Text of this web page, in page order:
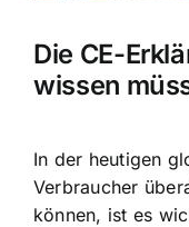
Die CE-
wissen
In der heutigen
Verbraucher
können, ist es